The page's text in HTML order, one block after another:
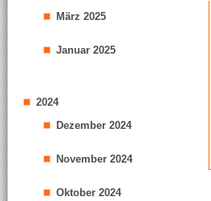
März 2025
Januar 2025
2024
Dezember 2024
November 2024
Oktober 2024